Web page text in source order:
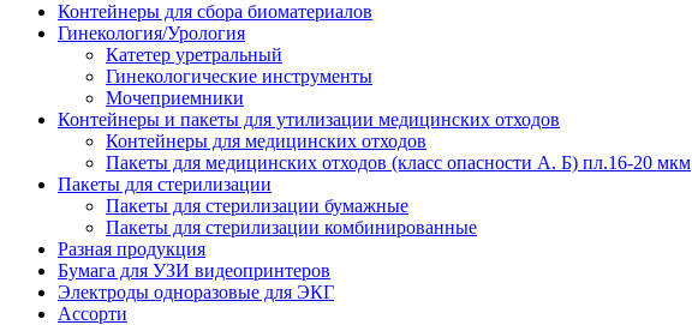
Контейнеры для сбора биоматериалов
Гинекология/Урология
Катетер уретральный
Гинекологические инструменты
Мочеприемники
Контейнеры и пакеты для утилизации медицинских отходов
Контейнеры для медицинских отходов
Пакеты для медицинских отходов (класс опасности А. Б) пл.16-20 мкм
Пакеты для стерилизации
Пакеты для стерилизации бумажные
Пакеты для стерилизации комбинированные
Разная продукция
Бумага для УЗИ видеопринтеров
Электроды одноразовые для ЭКГ
Ассорти